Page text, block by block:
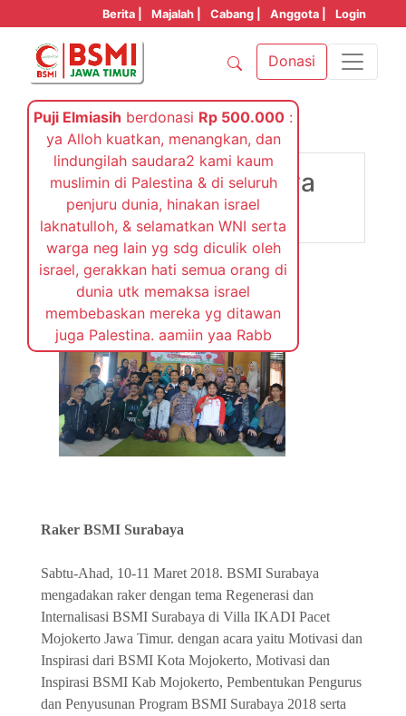
Berita | Majalah | Cabang | Anggota | Login
Donasi
Kamis, 15 Maret 2018
Raker BSMI Surabaya
2018
Raker BSMI Surabaya
Sabtu-Ahad, 10-11 Maret 2018. BSMI Surabaya
mengadakan raker dengan tema Regenerasi dan
Internalisasi BSMI Surabaya di Villa IKADI Pacet
Mojokerto Jawa Timur. dengan acara yaitu Motivasi dan
Inspirasi dari BSMI Kota Mojokerto, Motivasi dan
Inspirasi BSMI Kab Mojokerto, Pembentukan Pengurus
dan Penyusunan Program BSMI Surabaya 2018 serta
Puji Elmiasih berdonasi Rp 500.000 :
ya Alloh kuatkan, menangkan, dan
lindungilah saudara2 kami kaum
muslimin di Palestina & di seluruh
penjuru dunia, hinakan israel
laknatulloh, & selamatkan WNI serta
warga neg lain yg sdg diculik oleh
israel, gerakkan hati semua orang di
dunia utk memaksa israel
membebaskan mereka yg ditawan
juga Palestina. aamiin yaa Rabb